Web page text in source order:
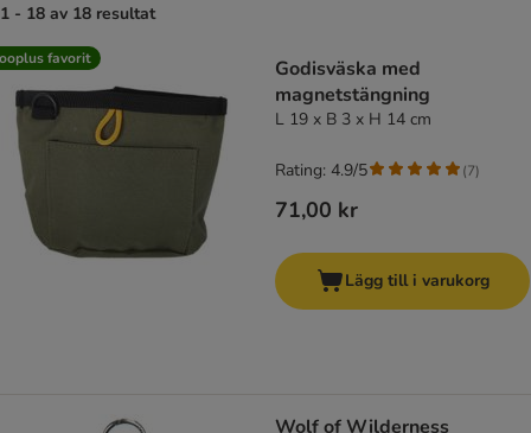
1 - 18 av 18 resultat
product items have been changed
favorit
Godisväska med
magnetstängning
L 19 x B 3 x H 14 cm
71,00 kr
Rating: 4.9/5 (7)
Lägg till i varukorg
Wolf of Wilderness